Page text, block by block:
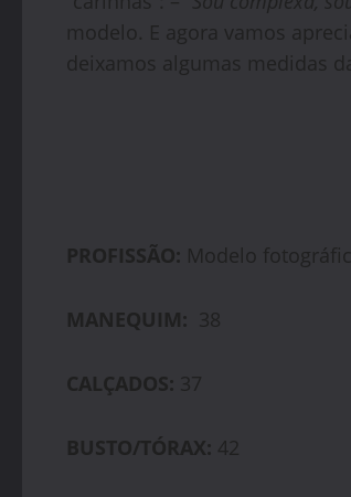
modelo. E agora vamos
deixamos algumas medidas
PROFISSÃO: Modelo
MANEQUIM: 38
CALÇADOS: 37
BUSTO/TÓRAX: 42